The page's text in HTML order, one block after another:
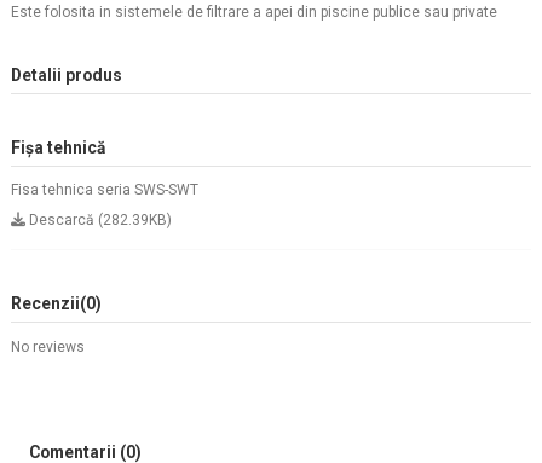
Este folosita in sistemele de filtrare a apei din piscine publice sau private
Detalii produs
Fișa tehnică
Fisa tehnica seria SWS-SWT
Descarcă (282.39KB)
Recenzii(0)
No reviews
Comentarii (0)